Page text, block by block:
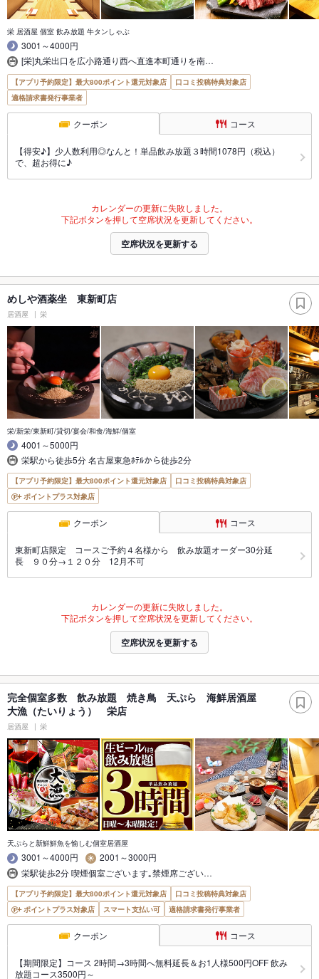
栄 居酒屋 個室 飲み放題 牛タンしゃぶ
3001～4000円
[栄]丸栄出口を広小路通り西へ直進本町通りを南…
【アプリ予約限定】最大800ポイント還元対象店
口コミ投稿特典対象店
適格請求書発行事業者
クーポン コース
【得安♪】少人数利用◎なんと！単品飲み放題３時間1078円（税込）
で、超お得に♪
カレンダーの更新に失敗しました。
下記ボタンを押して空席状況を更新してください。
空席状況を更新する
めしや酒薬坐 東新町店
居酒屋 栄
栄/新栄/東新町/貸切/宴会/和食/海鮮/個室
4001～5000円
栄駅から徒歩5分 名古屋東急ﾎﾃﾙから徒歩2分
【アプリ予約限定】最大800ポイント還元対象店
口コミ投稿特典対象店
ポイントプラス対象店
クーポン コース
東新町店限定 コースご予約４名様から 飲み放題オーダー30分延
長 ９０分→１２０分 12月不可
カレンダーの更新に失敗しました。
下記ボタンを押して空席状況を更新してください。
空席状況を更新する
完全個室多数 飲み放題 焼き鳥 天ぷら 海鮮居酒屋
大漁（たいりょう） 栄店
居酒屋 栄
天ぷらと新鮮鮮魚を愉しむ個室居酒屋
3001～4000円
2001～3000円
栄駅徒歩2分 喫煙個室ございます｡禁煙席ござい…
【アプリ予約限定】最大800ポイント還元対象店
口コミ投稿特典対象店
ポイントプラス対象店
スマート支払い可 適格請求書発行事業者
クーポン コース
【期間限定】コース 2時間→3時間へ無料延長＆お1人様500円OFF 飲み
放題コース3500円～